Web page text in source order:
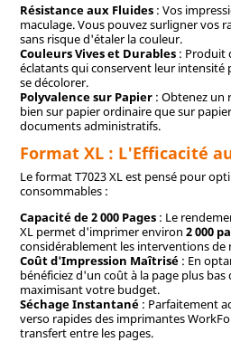
Résistance aux Fluides: Vos
maculage. Vous pouvez surligner vos
sans risque d'étaler la couleur.
Couleurs Vives et Durables: Produit
éclatants qui conservent leur intensité
se décolorer.
Polyvalence sur Papier: Obtenez un
bien sur papier ordinaire que sur
documents administratifs.
Format XL : L'Efficacité
Le format T7023 XL est pensé pour
consommables :
Capacité de 2 000 Pages: Le
XL permet d'imprimer environ 2 000
considérablement les interventions de
Coût d'Impression Maîtrisé: En
bénéficiez d'un coût à la page plus
maximisant votre budget.
Séchage Instantané: Parfaitement
verso rapides des imprimantes
transfert entre les pages.